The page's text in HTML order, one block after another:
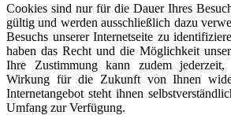
Cookies sind nur für die Dauer Ihres
gültig und werden ausschließlich dazu
Besuchs unserer Internetseite zu
haben das Recht und die Möglichkeit
Ihre Zustimmung kann zudem
Wirkung für die Zukunft von Ihnen
Internetangebot steht ihnen
Umfang zur Verfügung.